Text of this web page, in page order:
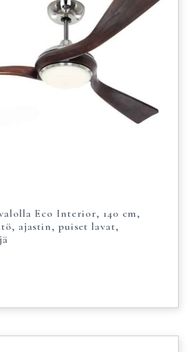
Eco Interior, 140 cm,
ajastin, puiset lavat,